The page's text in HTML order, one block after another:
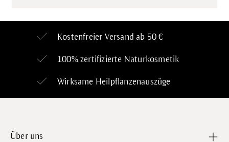
Kostenfreier Versand ab 50 €
100% zertifizierte Naturkosmetik
Wirksame Heilpflanzenauszüge
Über uns